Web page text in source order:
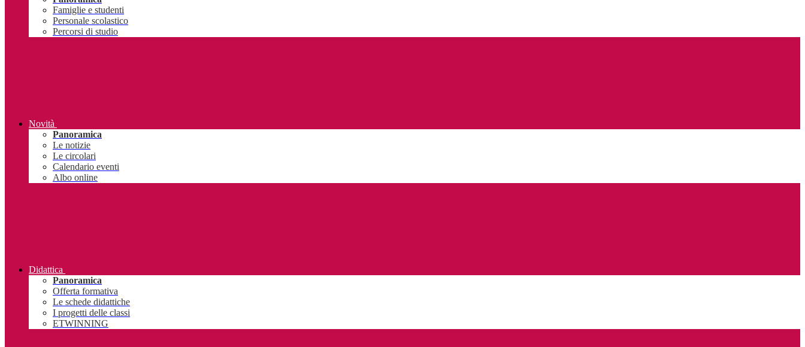
Famiglie e studenti
Personale scolastico
Percorsi di studio
Novità
Panoramica
Le notizie
Le circolari
Calendario eventi
Albo online
Didattica
Panoramica
Offerta formativa
Le schede didattiche
I progetti delle classi
ETWINNING